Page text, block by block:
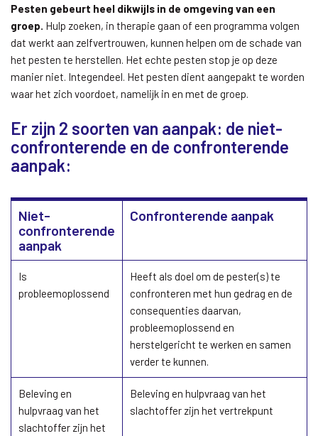
Pesten gebeurt heel dikwijls in de omgeving van een
groep. Hulp zoeken, in therapie gaan of een programma volgen
dat werkt aan zelfvertrouwen, kunnen helpen om de schade van
het pesten te herstellen. Het echte pesten stop je op deze
manier niet. Integendeel. Het pesten dient aangepakt te worden
waar het zich voordoet, namelijk in en met de groep.
Er zijn 2 soorten van aanpak: de niet-
confronterende en de confronterende
aanpak:
Niet-
confronterende
aanpak
Confronterende aanpak
Is
probleemoplossend
Heeft als doel om de pester(s) te
confronteren met hun gedrag en de
consequenties daarvan,
probleemoplossend en
herstelgericht te werken en samen
verder te kunnen.
Beleving en
hulpvraag van het
slachtoffer zijn het
Beleving en hulpvraag van het
slachtoffer zijn het vertrekpunt